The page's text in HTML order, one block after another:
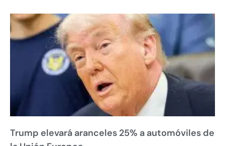
Trump elevará aranceles 25% a automóviles de